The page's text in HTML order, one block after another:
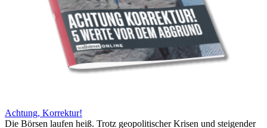
Achtung, Korrektur!
Die Börsen laufen heiß. Trotz geopolitischer Krisen und steigender